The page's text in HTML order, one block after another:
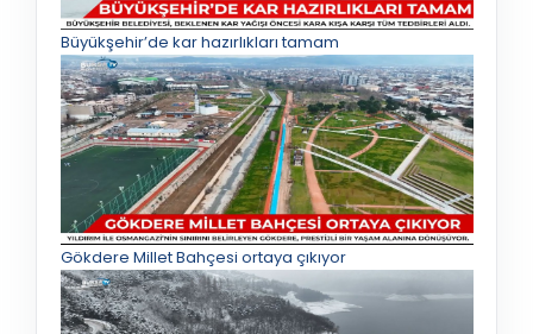
Büyükşehir’de kar hazırlıkları tamam
Gökdere Millet Bahçesi ortaya çıkıyor